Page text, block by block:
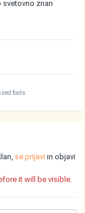
svetovno znan
fools.
se prijavi in objavi
it will be visible.